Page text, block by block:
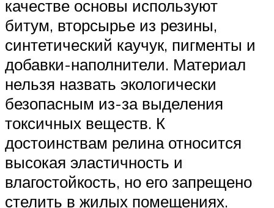
качестве основы используют
битум, вторсырье из резины,
синтетический каучук, пигменты и
добавки-наполнители. Материал
нельзя назвать экологически
безопасным из-за выделения
токсичных веществ. К
достоинствам релина относится
высокая эластичность и
влагостойкость, но его запрещено
стелить в жилых помещениях.